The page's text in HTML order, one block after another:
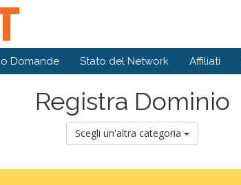
Domande Stato del Network Affiliati
Registra Dominio
Scegli un'altra categoria